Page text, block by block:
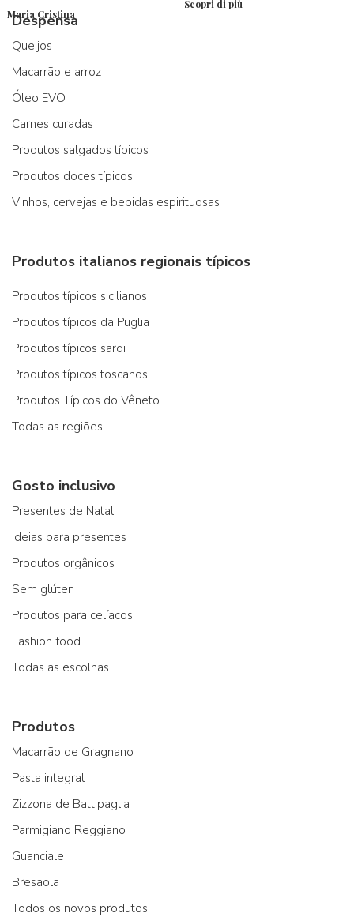
Maria Cristina
Scopri di più
Despensa
Queijos
Macarrão e arroz
Óleo EVO
Carnes curadas
Produtos salgados típicos
Produtos doces típicos
Vinhos, cervejas e bebidas espirituosas
Produtos italianos regionais típicos
Produtos típicos sicilianos
Produtos típicos da Puglia
Produtos típicos sardi
Produtos típicos toscanos
Produtos Típicos do Vêneto
Todas as regiões
Gosto inclusivo
Presentes de Natal
Ideias para presentes
Produtos orgânicos
Sem glúten
Produtos para celíacos
Fashion food
Todas as escolhas
Produtos
Macarrão de Gragnano
Pasta integral
Zizzona de Battipaglia
Parmigiano Reggiano
Guanciale
Bresaola
Todos os novos produtos